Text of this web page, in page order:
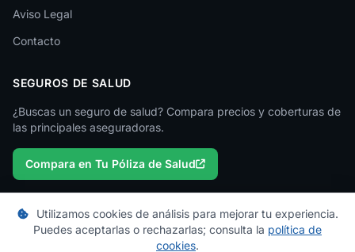
Melilla
Murcia
Palencia
Pontevedra
Salamanca
Santa Cruz de Tenerife
Aviso Legal
Contacto
SEGUROS DE SALUD
¿Buscas un seguro de salud? Compara precios y coberturas de
las principales aseguradoras.
Compara en Tu Póliza de Salud
© 2026 micuadromedico.es — Un proyecto de
Utilizamos cookies de análisis para mejorar tu experiencia.
Puedes aceptarlas o rechazarlas; consulta la política de
cookies.